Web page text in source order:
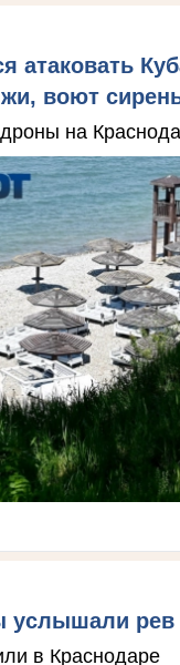
атаковать
воют
на
услышали рев
в Краснодаре